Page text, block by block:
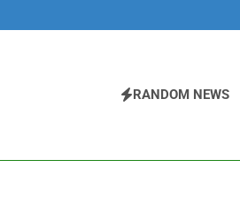
RANDOM NEWS